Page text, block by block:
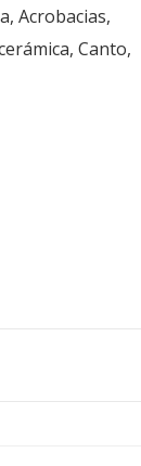
Acrobacias,
Canto,